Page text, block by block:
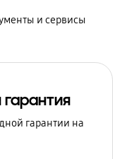
и сервисы
гарантии на